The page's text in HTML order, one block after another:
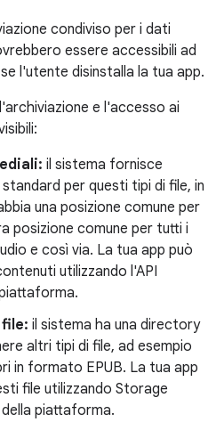
condiviso per i dati
essere accessibili ad
l'utente disinstalla la tua app.
e l'accesso ai
il sistema fornisce
per questi tipi di file, in
una posizione comune per
posizione comune per tutti i
e così via. La tua app può
utilizzando l'API
il sistema ha una directory
altri tipi di file, ad esempio
in formato EPUB. La tua app
file utilizzando Storage
piattaforma.